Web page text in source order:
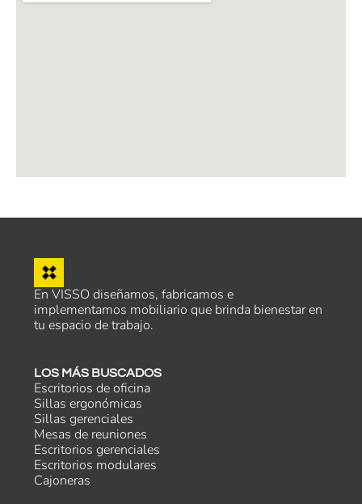
En VISSO diseñamos, fabricamos e
implementamos mobiliario que brinda bienestar en
tu espacio de trabajo.
LOS MÁS BUSCADOS
Escritorios de oficina
Sillas ergonómicas
Sillas gerenciales
Mesas de reuniones
Escritorios gerenciales
Escritorios modulares
Cajoneras